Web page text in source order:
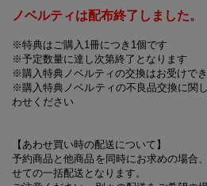
ノベルティは配布終了しました。
※特典はご購入1冊につき1個です
※予定数量に達し次第終了となります
※購入特典ノベルティの交換はお受けで
※購入特典ノベルティの不良品交換に関
わせください
【あわせ買い時の配送について】
予約商品と他商品を同時にお求めの場合
せての一括配送となります。